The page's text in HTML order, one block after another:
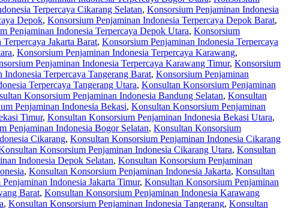
Terpercaya Cikarang Selatan, Konsorsium Penjaminan Indonesia
Depok, Konsorsium Penjaminan Indonesia Terpercaya Depok Barat,
Penjaminan Indonesia Terpercaya Depok Utara, Konsorsium
Jakarta Barat, Konsorsium Penjaminan Indonesia Terpercaya
, Konsorsium Penjaminan Indonesia Terpercaya Karawang,
Penjaminan Indonesia Terpercaya Karawang Timur, Konsorsium
Terpercaya Tangerang Barat, Konsorsium Penjaminan
Terpercaya Tangerang Utara, Konsultan Konsorsium Penjaminan
Konsorsium Penjaminan Indonesia Bandung Selatan, Konsultan
Penjaminan Indonesia Bekasi, Konsultan Konsorsium Penjaminan
Timur, Konsultan Konsorsium Penjaminan Indonesia Bekasi Utara,
Penjaminan Indonesia Bogor Selatan, Konsultan Konsorsium
Cikarang, Konsultan Konsorsium Penjaminan Indonesia Cikarang
Konsorsium Penjaminan Indonesia Cikarang Utara, Konsultan
Indonesia Depok Selatan, Konsultan Konsorsium Penjaminan
, Konsultan Konsorsium Penjaminan Indonesia Jakarta, Konsultan
Indonesia Jakarta Timur, Konsultan Konsorsium Penjaminan
Barat, Konsultan Konsorsium Penjaminan Indonesia Karawang
, Konsultan Konsorsium Penjaminan Indonesia Tangerang, Konsultan